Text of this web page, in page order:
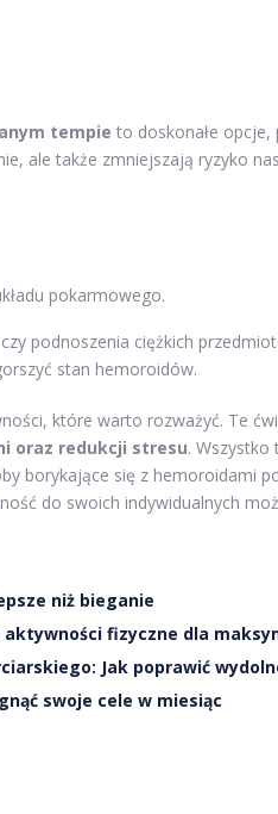
tempie to doskonałe opcje,
ale także zmniejszają ryzyko
pokarmowego.
podnoszenia ciężkich
stan hemoroidów.
które warto rozważyć. Te
oraz redukcji stresu. Wszystko
borykające się z hemoroidami
do swoich indywidualnych
niż bieganie
aktywności fizyczne dla
Jak poprawić
swoje cele w miesiąc